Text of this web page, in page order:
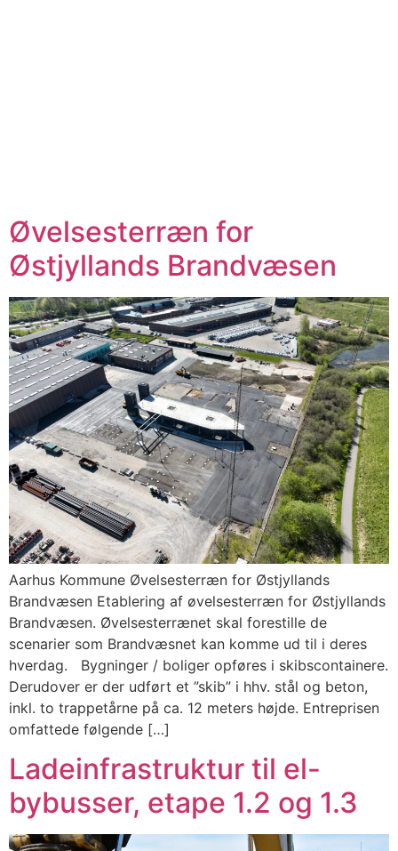
Øvelsesterræn for
Østjyllands Brandvæsen
Aarhus Kommune Øvelsesterræn for Østjyllands
Brandvæsen Etablering af øvelsesterræn for Østjyllands
Brandvæsen. Øvelsesterrænet skal forestille de
scenarier som Brandvæsnet kan komme ud til i deres
hverdag. Bygninger / boliger opføres i skibscontainere.
Derudover er der udført et ”skib” i hhv. stål og beton,
inkl. to trappetårne på ca. 12 meters højde. Entreprisen
omfattede følgende […]
Ladeinfrastruktur til el-
bybusser, etape 1.2 og 1.3